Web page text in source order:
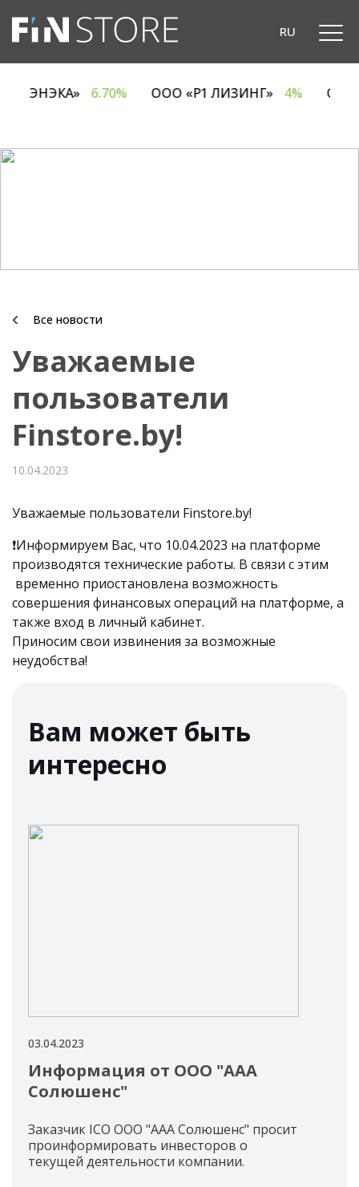
RU
«ЭНЭКА» 6.70% ООО «Р1 ЛИЗИНГ» 4%
Все новости
Уважаемые
пользователи
Finstore.by!
10.04.2023
Уважаемые пользователи Finstore.by!
❗️Информируем Вас, что 10.04.2023 на платформе
производятся технические работы. В связи с этим
временно приостановлена возможность
совершения финансовых операций на платформе, а
также вход в личный кабинет.
Приносим свои извинения за возможные
неудобства!
Вам может быть
интересно
03.04.2023
Информация от ООО "ААА
Солюшенс"
Заказчик ICO ООО "ААА Солюшенс" просит
проинформировать инвесторов о
текущей деятельности компании.